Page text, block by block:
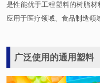
是性能优于工程塑料的树脂
应用于医疗领域、食品制造领
广泛使用的通用塑料